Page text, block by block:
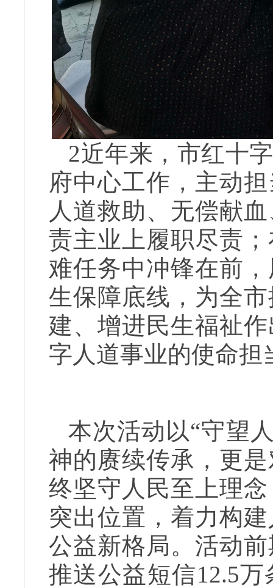
2近年来，市红十
府中心工作，主动
人道救助、无偿献
责主业上履职尽责
难任务中冲锋在前
生保障底线，为全
建、增进民生福祉
字人道事业的使命担
本次活动以“守望
神的赓续传承，更
终坚守人民至上理
突出位置，着力构
公益新格局。活动
推送公益短信12.5